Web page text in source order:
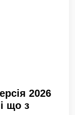
2026
що з